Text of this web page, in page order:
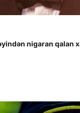
nigaran qalan